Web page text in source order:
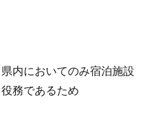
内においてのみ宿泊施設
務であるため